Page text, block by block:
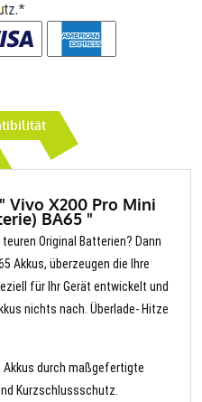
X200 Pro Mini
BA65 "
Original Batterien? Dann
Akkus, überzeugen die Ihre
für Ihr Gerät entwickelt und
nichts nach. Überlade- Hitze
Akkus durch maßgefertigte
Kurzschlussschutz.